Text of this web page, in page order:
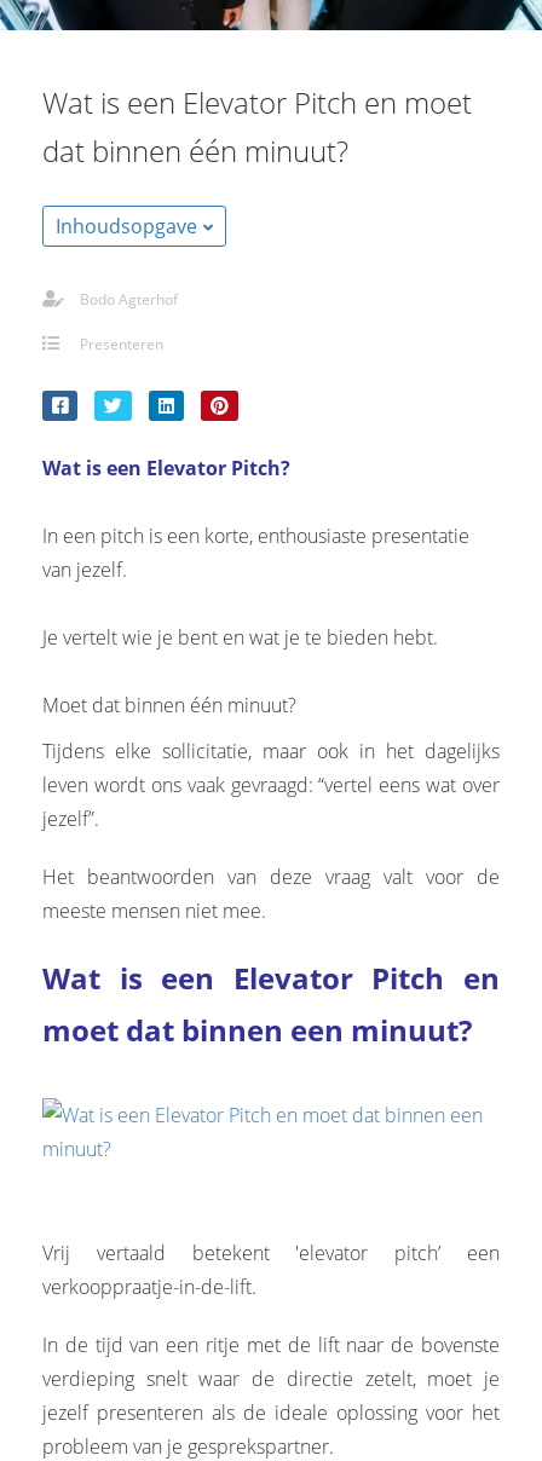
Wat is een Elevator Pitch en moet
dat binnen één minuut?
Inhoudsopgave
Bodo Agterhof
Presenteren
Wat is een Elevator Pitch?
In een pitch is een korte, enthousiaste presentatie
van jezelf.
Je vertelt wie je bent en wat je te bieden hebt.
Moet dat binnen één minuut?
Tijdens elke sollicitatie, maar ook in het dagelijks
leven wordt ons vaak gevraagd: “vertel eens wat over
jezelf”.
Het beantwoorden van deze vraag valt voor de
meeste mensen niet mee.
Wat is een Elevator Pitch en
moet dat binnen een minuut?
Vrij vertaald betekent 'elevator pitch’ een
verkooppraatje-in-de-lift.
In de tijd van een ritje met de lift naar de bovenste
verdieping snelt waar de directie zetelt, moet je
jezelf presenteren als de ideale oplossing voor het
probleem van je gesprekspartner.
kan de
over
te
de
van